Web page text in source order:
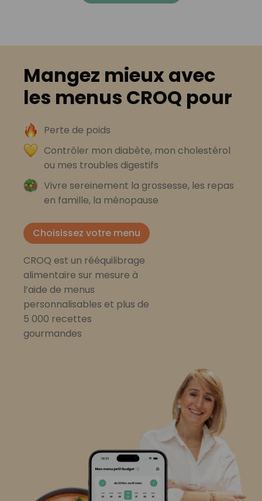
Mangez mieux avec
les menus CROQ pour
Perte de poids
Contrôler mon diabète, mon cholestérol
ou mes troubles digestifs
Vivre sereinement la grossesse, les repas
en famille, la ménopause
Choisissez votre menu
CROQ est un rééquilibrage
alimentaire sur mesure à
l’aide de menus
personnalisables et plus de
5 000 recettes
gourmandes